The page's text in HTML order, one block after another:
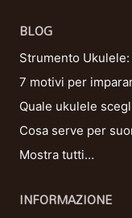
BLOG
Strumento
7 motivi per
Quale ukulele
Cosa serve per
Mostra tutti…
INFORMAZIONE